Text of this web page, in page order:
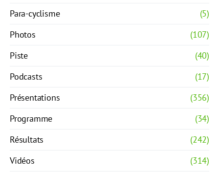
Para-cyclisme
(5)
Photos
(107)
Piste
(40)
Podcasts
(17)
Présentations
(356)
Programme
(34)
Résultats
(242)
Vidéos
(314)